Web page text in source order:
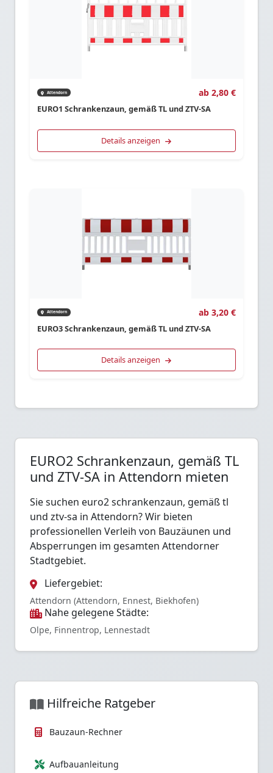
Attendorn ab 2,80 €
EURO1 Schrankenzaun, gemäß TL und ZTV-SA
Details anzeigen
Attendorn ab 3,20 €
EURO3 Schrankenzaun, gemäß TL und ZTV-SA
Details anzeigen
EURO2 Schrankenzaun, gemäß TL
und ZTV-SA in Attendorn mieten
Sie suchen euro2 schrankenzaun, gemäß tl
und ztv-sa in Attendorn? Wir bieten
professionellen Verleih von Bauzäunen und
Absperrungen im gesamten Attendorner
Stadtgebiet.
Liefergebiet:
Attendorn (Attendorn, Ennest, Biekhofen)
Nahe gelegene Städte:
Olpe, Finnentrop, Lennestadt
Hilfreiche Ratgeber
Bauzaun-Rechner
Aufbauanleitung